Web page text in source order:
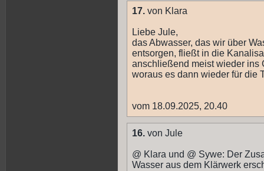
17. von Klara
Liebe Jule,
das Abwasser, das wir über
entsorgen, fließt in die
anschließend meist wieder ins
woraus es dann wieder für die
vom 18.09.2025, 20.40
16. von Jule
@ Klara und @ Sywe: Der
Wasser aus dem Klärwerk